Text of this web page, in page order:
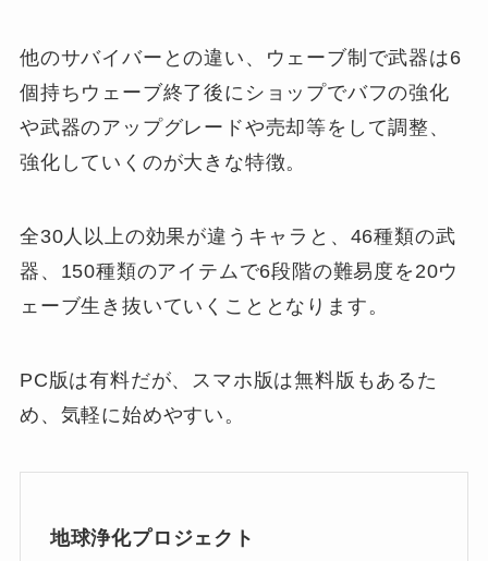
他のサバイバーとの違い、ウェーブ制で武器は6
個持ちウェーブ終了後にショップでバフの強化
や武器のアップグレードや売却等をして調整、
強化していくのが大きな特徴。
全30人以上の効果が違うキャラと、46種類の武
器、150種類のアイテムで6段階の難易度を20ウ
ェーブ生き抜いていくこととなります。
PC版は有料だが、スマホ版は無料版もあるた
め、気軽に始めやすい。
地球浄化プロジェクト